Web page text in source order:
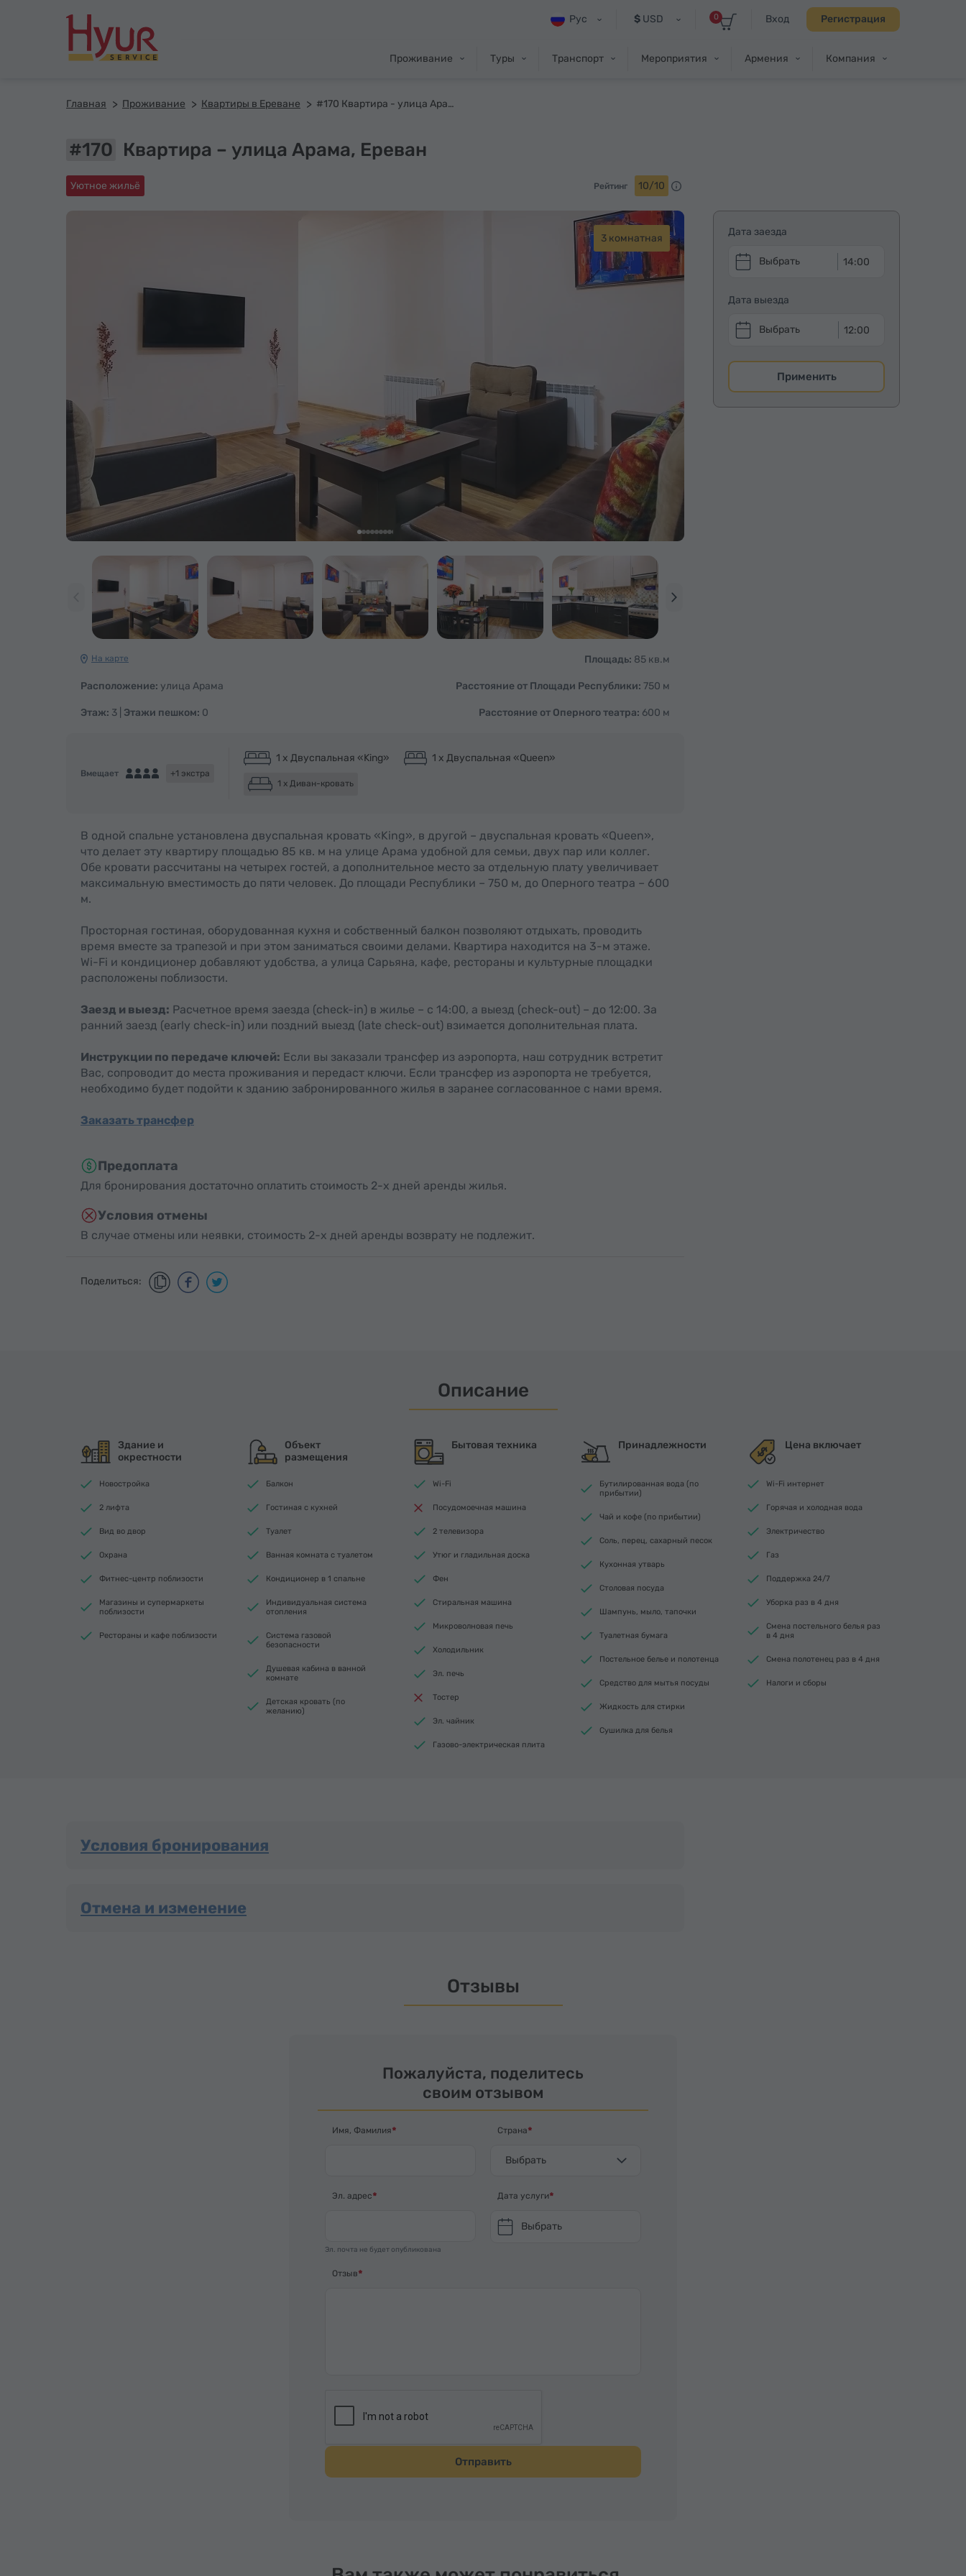
Вход Регистрация
0
$USD
Рус
Проживание Туры Транспорт Мероприятия Армения Компания
Главная Проживание Квартиры в Ереване #170 Квартира - улица Арама
#170 Квартира – улица Арама, Ереван
Уютное жильё Рейтинг 10/10
3 комнатная
На карте Площадь: 85 кв.м
Расположение: улица Арама Расстояние от Площади Республики: 750 м
Этаж: 3 | Этажи пешком: 0 Расстояние от Оперного театра: 600 м
Вмещает +1 экстра
1 x Двуспальная «King» 1 x Двуспальная «Queen»
1 x Диван-кровать
В одной спальне установлена двуспальная кровать «King», в другой – двуспальная кровать «Queen»,
что делает эту квартиру площадью 85 кв. м на улице Арама удобной для семьи, двух пар или коллег.
Обе кровати рассчитаны на четырех гостей, а дополнительное место за отдельную плату увеличивает
максимальную вместимость до пяти человек. До площади Республики – 750 м, до Оперного театра – 600
м.
Просторная гостиная, оборудованная кухня и собственный балкон позволяют отдыхать, проводить
время вместе за трапезой и при этом заниматься своими делами. Квартира находится на 3-м этаже.
Wi-Fi и кондиционер добавляют удобства, а улица Сарьяна, кафе, рестораны и культурные площадки
расположены поблизости.
Заезд и выезд: Расчетное время заезда (check-in) в жилье – с 14:00, а выезд (check-out) – до 12:00. За
ранний заезд (early check-in) или поздний выезд (late check-out) взимается дополнительная плата.
Инструкции по передаче ключей: Если вы заказали трансфер из аэропорта, наш сотрудник встретит
Вас, сопроводит до места проживания и передаст ключи. Если трансфер из аэропорта не требуется,
необходимо будет подойти к зданию забронированного жилья в заранее согласованное с нами время.
Заказать трансфер
Предоплата
Для бронирования достаточно оплатить стоимость 2-х дней аренды жилья.
Условия отмены
В случае отмены или неявки, стоимость 2-х дней аренды возврату не подлежит.
Поделиться:
Дата заезда
14:00
Дата выезда
12:00
Применить
Описание
Здание и
окрестности
Новостройка
2 лифта
Вид во двор
Охрана
Фитнес-центр поблизости
Магазины и супермаркеты
поблизости
Рестораны и кафе поблизости
Объект
размещения
Балкон
Гостиная с кухней
Туалет
Ванная комната с туалетом
Кондиционер в 1 спальне
Индивидуальная система
отопления
Система газовой
безопасности
Душевая кабина в ванной
комнате
Детская кровать (по
желанию)
Бытовая техника
Wi-Fi
Посудомоечная машина
2 телевизора
Утюг и гладильная доска
Фен
Стиральная машина
Микроволновая печь
Холодильник
Эл. печь
Тостер
Эл. чайник
Газово-электрическая плита
Принадлежности
Бутилированная вода (по
прибытии)
Чай и кофе (по прибытии)
Соль, перец, сахарный песок
Кухонная утварь
Столовая посуда
Шампунь, мыло, тапочки
Туалетная бумага
Постельное белье и полотенца
Средство для мытья посуды
Жидкость для стирки
Сушилка для белья
Цена включает
Wi-Fi интернет
Горячая и холодная вода
Электричество
Газ
Поддержка 24/7
Уборка раз в 4 дня
Смена постельного белья раз
в 4 дня
Смена полотенец раз в 4 дня
Налоги и сборы
Условия бронирования
Отмена и изменение
Отзывы
Пожалуйста, поделитесь
своим отзывом
Имя, Фамилия Страна
Выбрать
Эл. адрес
Эл. почта не будет опубликована
Дата услуги
Выбрать
Отзыв
Отправить